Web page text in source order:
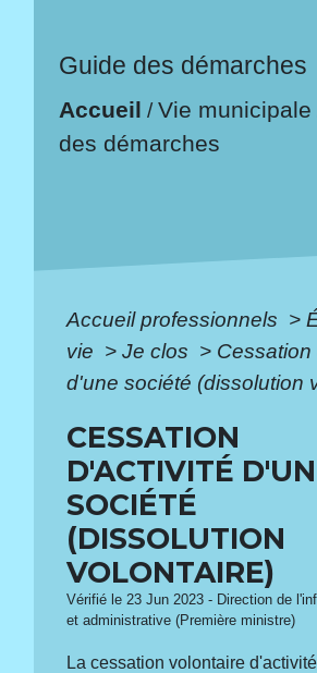
Guide des démarches
Accueil /Vie municipale
des démarches
Accueil professionnels >
vie > Je clos > Cessation
d'une société (dissolution
CESSATION
D'ACTIVITÉ
SOCIÉTÉ
(DISSOLUTION
VOLONTAIRE)
Vérifié le 23 Jun 2023 - Direction de
et administrative (Première ministre)
La cessation volontaire